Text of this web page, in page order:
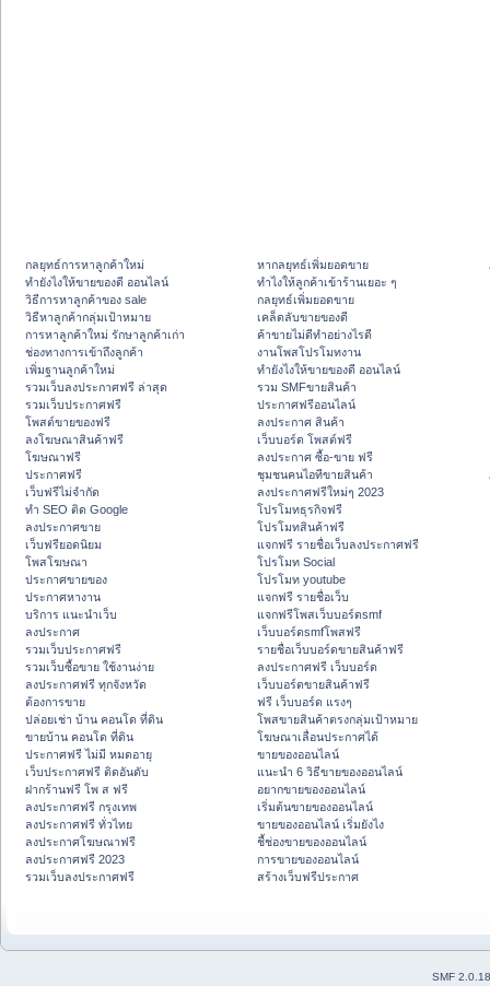
กลยุทธ์การหาลูกค้าใหม่
ทํายังไงให้ขายของดี ออนไลน์
วิธีการหาลูกค้าของ sale
วิธีหาลูกค้ากลุ่มเป้าหมาย
การหาลูกค้าใหม่ รักษาลูกค้าเก่า
ช่องทางการเข้าถึงลูกค้า
เพิ่มฐานลูกค้าใหม่
รวมเว็บลงประกาศฟรี ล่าสุด
รวมเว็บประกาศฟรี
โพสต์ขายของฟรี
ลงโฆษณาสินค้าฟรี
โฆษณาฟรี
ประกาศฟรี
เว็บฟรีไม่จำกัด
ทำ SEO ติด Google
ลงประกาศขาย
เว็บฟรียอดนิยม
โพสโฆษณา
ประกาศขายของ
ประกาศหางาน
บริการ แนะนำเว็บ
ลงประกาศ
รวมเว็บประกาศฟรี
รวมเว็บซื้อขาย ใช้งานง่าย
ลงประกาศฟรี ทุกจังหวัด
ต้องการขาย
ปล่อยเช่า บ้าน คอนโด ที่ดิน
ขายบ้าน คอนโด ที่ดิน
ประกาศฟรี ไม่มี หมดอายุ
เว็บประกาศฟรี ติดอันดับ
ฝากร้านฟรี โพ ส ฟรี
ลงประกาศฟรี กรุงเทพ
ลงประกาศฟรี ทั่วไทย
ลงประกาศโฆษณาฟรี
ลงประกาศฟรี 2023
รวมเว็บลงประกาศฟรี
หากลยุทธ์เพิ่มยอดขาย
ทําไงให้ลูกค้าเข้าร้านเยอะ ๆ
กลยุทธ์เพิ่มยอดขาย
เคล็ดลับขายของดี
ค้าขายไม่ดีทำอย่างไรดี
งานโพสโปรโมทงาน
ทํายังไงให้ขายของดี ออนไลน์
รวม SMFขายสินค้า
ประกาศฟรีออนไลน์
ลงประกาศ สินค้า
เว็บบอร์ด โพสต์ฟรี
ลงประกาศ ซื้อ-ขาย ฟรี
ชุมชนคนไอทีขายสินค้า
ลงประกาศฟรีใหม่ๆ 2023
โปรโมทธุรกิจฟรี
โปรโมทสินค้าฟรี
แจกฟรี รายชื่อเว็บลงประกาศฟรี
โปรโมท Social
โปรโมท youtube
แจกฟรี รายชื่อเว็บ
แจกฟรีโพสเว็บบอร์ดsmf
เว็บบอร์ดsmfโพสฟรี
รายชื่อเว็บบอร์ดขายสินค้าฟรี
ลงประกาศฟรี เว็บบอร์ด
เว็บบอร์ดขายสินค้าฟรี
ฟรี เว็บบอร์ด แรงๆ
โพสขายสินค้าตรงกลุ่มเป้าหมาย
โฆษณาเลื่อนประกาศได้
ขายของออนไลน์
แนะนำ 6 วิธีขายของออนไลน์
อยากขายของออนไลน์
เริ่มต้นขายของออนไลน์
ขายของออนไลน์ เริ่มยังไง
ชี้ช่องขายของออนไลน์
การขายของออนไลน์
สร้างเว็บฟรีประกาศ
SMF 2.0.18